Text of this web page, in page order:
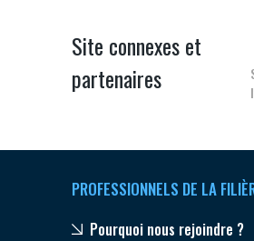
Site connexes et
partenaires
PROFESSIONNELS DE LA
Pourquoi nous rejoindre ?